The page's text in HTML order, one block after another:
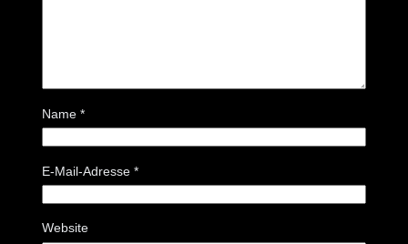
Name *
E-Mail-Adresse *
Website